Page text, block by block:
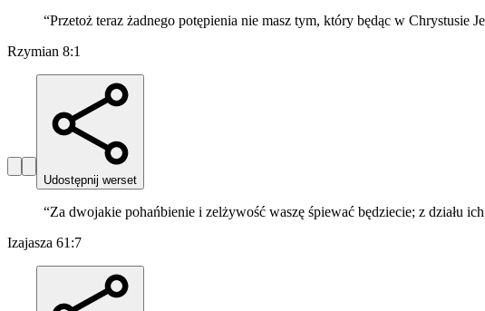
“Przetoż teraz żadnego potępienia nie masz tym, który będąc w Chrystusie
Rzymian 8:1
Udostępnij werset
“Za dwojakie pohańbienie i zelżywość waszę śpiewać będziecie; z działu
Izajasza 61:7